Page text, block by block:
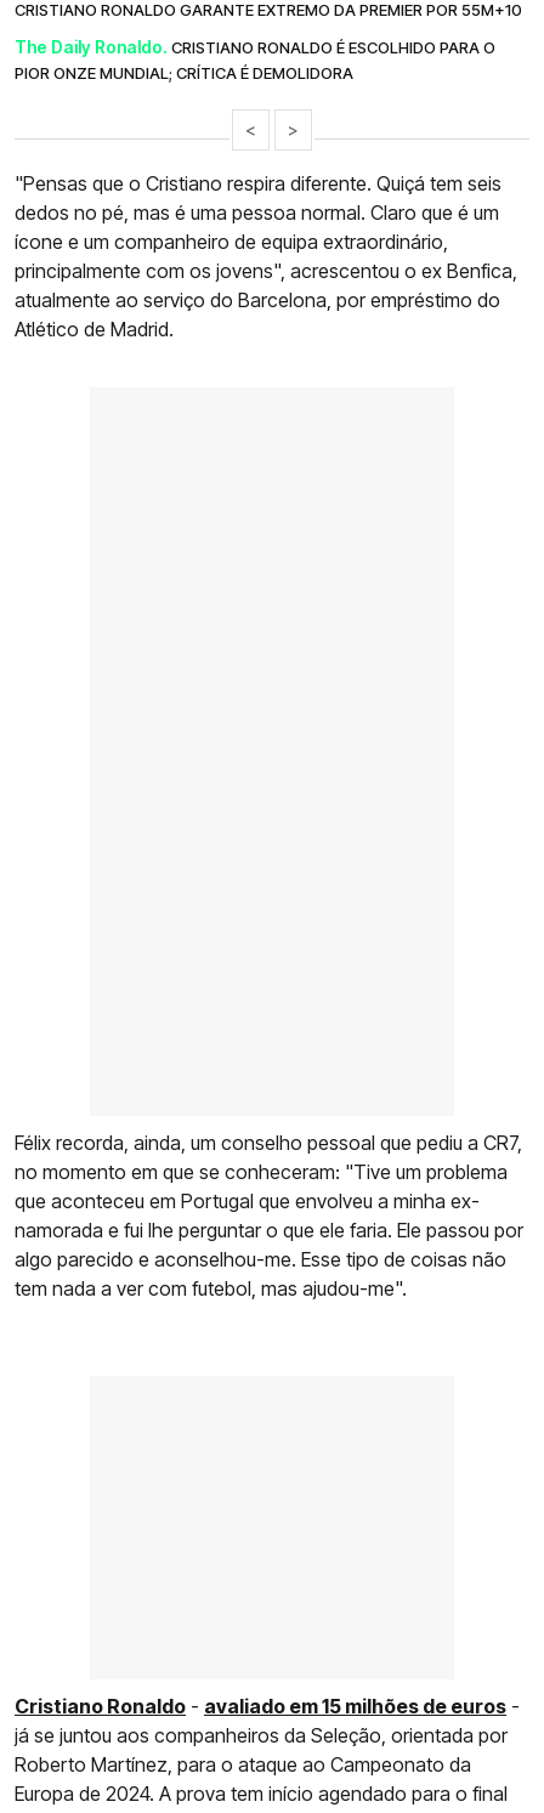
CRISTIANO RONALDO GARANTE EXTREMO DA PREMIER POR 55M+10
The Daily Ronaldo. CRISTIANO RONALDO É ESCOLHIDO PARA O
PIOR ONZE MUNDIAL; CRÍTICA É DEMOLIDORA
< >
"Pensas que o Cristiano respira diferente. Quiçá tem seis
dedos no pé, mas é uma pessoa normal. Claro que é um
ícone e um companheiro de equipa extraordinário,
principalmente com os jovens", acrescentou o ex Benfica,
atualmente ao serviço do Barcelona, por empréstimo do
Atlético de Madrid.
Félix recorda, ainda, um conselho pessoal que pediu a CR7,
no momento em que se conheceram: "Tive um problema
que aconteceu em Portugal que envolveu a minha ex-
namorada e fui lhe perguntar o que ele faria. Ele passou por
algo parecido e aconselhou-me. Esse tipo de coisas não
tem nada a ver com futebol, mas ajudou-me".
Cristiano Ronaldo - avaliado em 15 milhões de euros -
já se juntou aos companheiros da Seleção, orientada por
Roberto Martínez, para o ataque ao Campeonato da
Europa de 2024. A prova tem início agendado para o final